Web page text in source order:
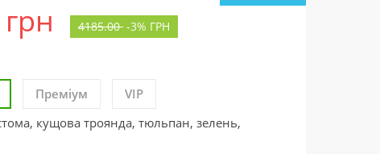
грн 4185.00 -3% ГРН
Преміум VIP
кущова троянда, тюльпан, зелень,